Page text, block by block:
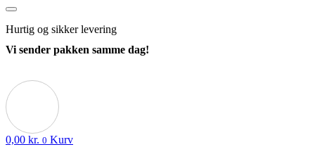
Hurtig og sikker levering
Vi sender pakken samme dag!
0,00 kr. 0 Kurv